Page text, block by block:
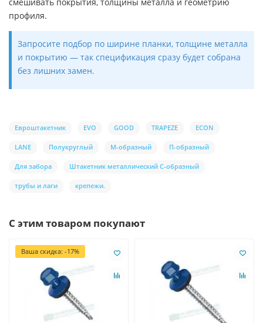
профиля.
Запросите подбор по ширине планки, толщине металла
и покрытию — так спецификация сразу будет собрана
без лишних замен.
Евроштакетник EVO GOOD TRAPEZE ECON
LANE Полукруглый М-образный П-образный
Для забора Штакетник металлический С-образный
трубы и лаги крепежи.
С этим товаром покупают
Ваша скидка: -17%